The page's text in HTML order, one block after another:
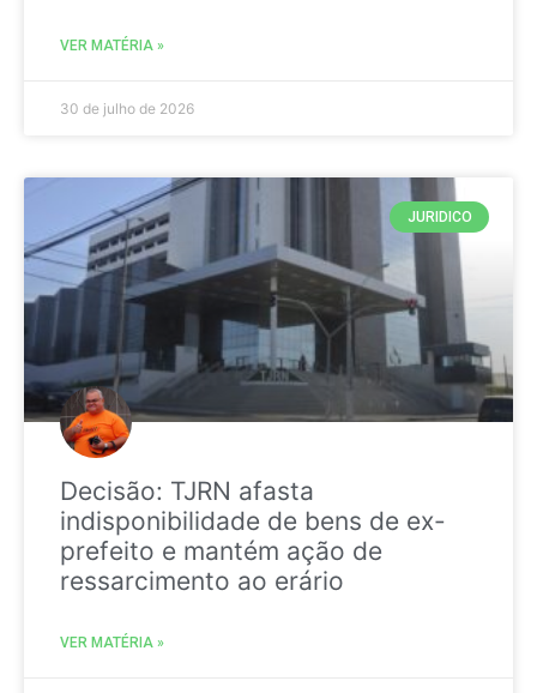
VER MATÉRIA »
30 de julho de 2026
JURIDICO
Decisão: TJRN afasta
indisponibilidade de bens de ex-
prefeito e mantém ação de
ressarcimento ao erário
VER MATÉRIA »